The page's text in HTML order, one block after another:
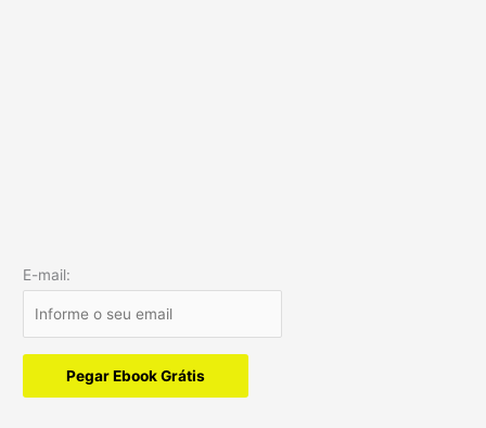
E-mail:
Pegar Ebook Grátis